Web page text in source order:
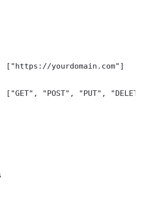
["https://yourdomain.com"]
["GET", "POST", "PUT",